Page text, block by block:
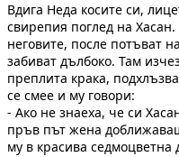
Вдига Неда косите си,
свирепия поглед на
неговите, после потъват
забиват дълбоко. Там
преплита крака,
се смее и му говори:
- Ако не знаеха, че си
пръв път жена
му в красива седмоцветна